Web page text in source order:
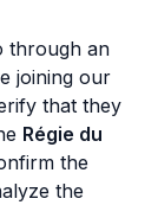
through an
joining our
that they
Régie du
the
the